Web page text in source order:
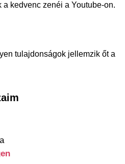
a kedvenc zenéi a Youtube-on.
tulajdonságok jellemzik őt a